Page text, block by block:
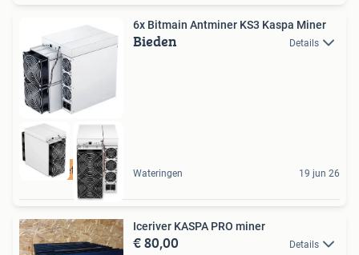
Koop met zekerheid
6x Bitmain Antminer KS3 Kaspa Miner
Bieden Details
Wateringen 19 jun 26
Iceriver KASPA PRO miner
€ 80,00 Details